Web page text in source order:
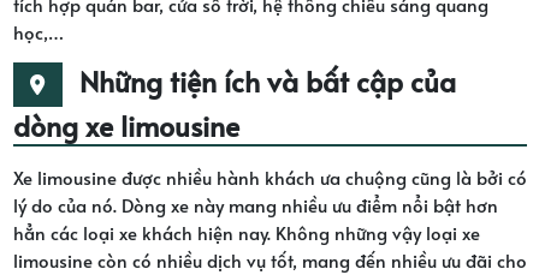
học,…
Những tiện ích và bất cập của
dòng xe limousine
Xe limousine được nhiều hành khách ưa chuộng cũng là bởi có
lý do của nó. Dòng xe này mang nhiều ưu điểm nổi bật hơn
hẳn các loại xe khách hiện nay. Không những vậy loại xe
limousine còn có nhiều dịch vụ tốt, mang đến nhiều ưu đãi cho